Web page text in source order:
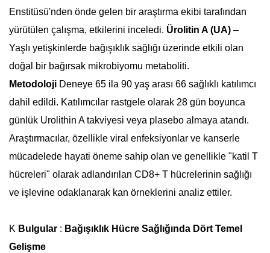
Enstitüsü'nden önde gelen bir araştırma ekibi tarafından
yürütülen çalışma, etkilerini inceledi. Ürolitin A (UA) –
Yaşlı yetişkinlerde bağışıklık sağlığı üzerinde etkili olan
doğal bir bağırsak mikrobiyomu metaboliti.
Metodoloji Deneye 65 ila 90 yaş arası 66 sağlıklı katılımcı
dahil edildi. Katılımcılar rastgele olarak 28 gün boyunca
günlük Urolithin A takviyesi veya plasebo almaya atandı.
Araştırmacılar, özellikle viral enfeksiyonlar ve kanserle
mücadelede hayati öneme sahip olan ve genellikle "katil T
hücreleri" olarak adlandırılan CD8+ T hücrelerinin sağlığı
ve işlevine odaklanarak kan örneklerini analiz ettiler.
K Bulgular : Bağışıklık Hücre Sağlığında Dört Temel
Gelişme